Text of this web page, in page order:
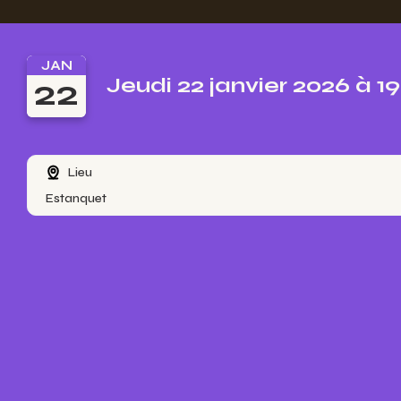
JAN
22 Jeudi 22 janvier 2026 à
Lieu
Estanquet